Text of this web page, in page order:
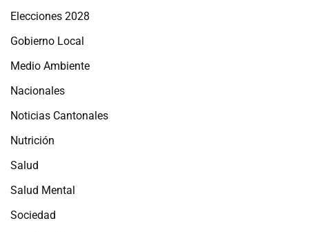
Elecciones 2028
Gobierno Local
Medio Ambiente
Nacionales
Noticias Cantonales
Nutrición
Salud
Salud Mental
Sociedad